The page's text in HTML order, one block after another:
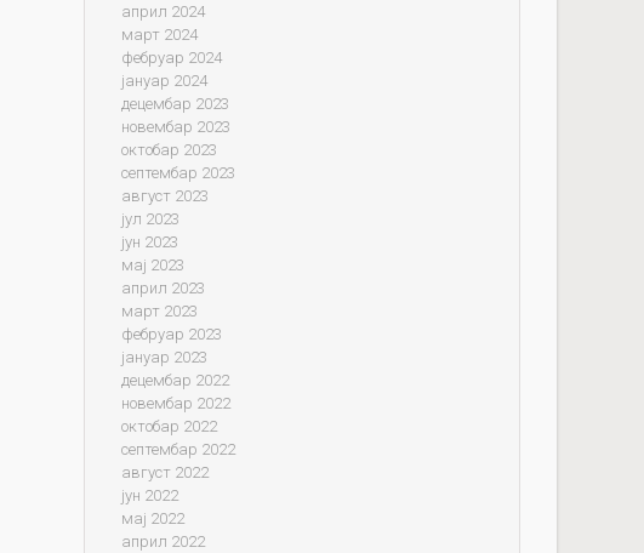
април 2024
март 2024
фебруар 2024
јануар 2024
децембар 2023
новембар 2023
октобар 2023
септембар 2023
август 2023
јул 2023
јун 2023
мај 2023
април 2023
март 2023
фебруар 2023
јануар 2023
децембар 2022
новембар 2022
октобар 2022
септембар 2022
август 2022
јун 2022
мај 2022
април 2022